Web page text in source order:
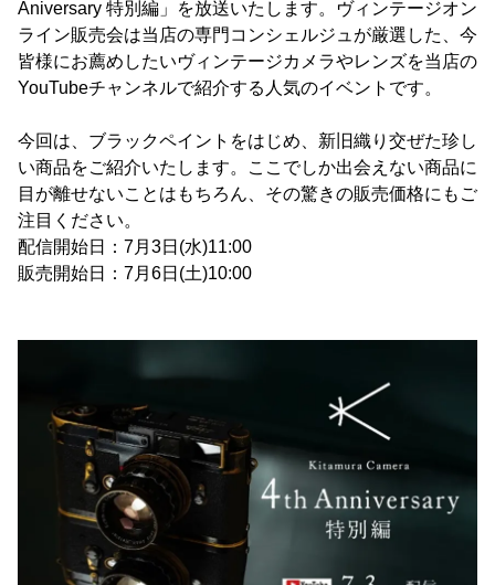
Aniversary 特別編」を放送いたします。ヴィンテージオン
ライン販売会は当店の専門コンシェルジュが厳選した、今
皆様にお薦めしたいヴィンテージカメラやレンズを当店の
YouTubeチャンネルで紹介する人気のイベントです。
今回は、ブラックペイントをはじめ、新旧織り交ぜた珍し
い商品をご紹介いたします。ここでしか出会えない商品に
目が離せないことはもちろん、その驚きの販売価格にもご
注目ください。
配信開始日：7月3日(水)11:00
販売開始日：7月6日(土)10:00